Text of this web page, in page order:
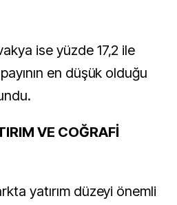
ise yüzde 17,2 ile
en düşük olduğu
VE COĞRAFİ
yatırım düzeyi önemli